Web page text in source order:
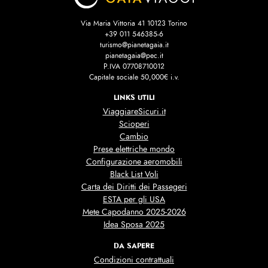
Via Maria Vittoria 41 10123 Torino
+39 011 546385-6
turismo@pianetagaia.it
pianetagaia@pec.it
P.IVA 07708710012
Capitale sociale 50,000€ i.v.
LINKS UTILI
ViaggiareSicuri.it
Scioperi
Cambio
Prese elettriche mondo
Configurazione aeromobili
Black List Voli
Carta dei Diritti dei Passegeri
ESTA per gli USA
Mete Capodanno 2025-2026
Idea Sposa 2025
DA SAPERE
Condizioni contrattuali